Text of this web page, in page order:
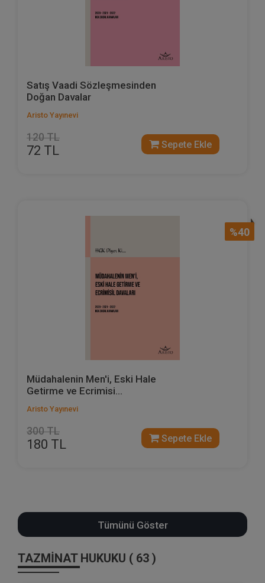
Satış Vaadi Sözleşmesinden
Doğan Davalar
Aristo Yayınevi
120 TL
72 TL Sepete Ekle
%40
Müdahalenin Men'i, Eski Hale
Getirme ve Ecrimisi...
Aristo Yayınevi
300 TL
180 TL Sepete Ekle
Tümünü Göster
TAZMİNAT HUKUKU ( 63 )